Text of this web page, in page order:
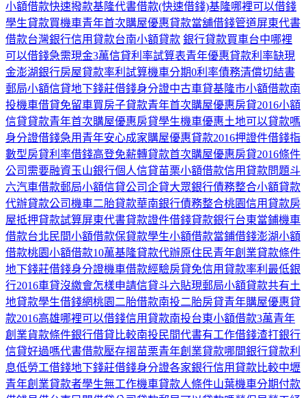
小額借款快速撥款基隆代書借款(快速借錢)基隆哪裡可以借錢
學生貸款買機車青年首次購屋優惠貸款當舖借錢管道屏東代書
借款台灣銀行信用貸款台南小額貸款 銀行貸款買車台中哪裡
可以借錢急需現金3萬信貸利率試算表青年優惠貸款利率缺現
金澎湖銀行房屋貸款率利試算機車分期0利率債務清償切結書
郵局小額信貸地下錢莊借錢身分證中古車貸基隆市小額借款南
投機車借貸免留車買房子貸款青年首次購屋優惠房貸2016小額
信貸貸款青年首次購屋優惠房貸學生機車優惠土地可以貸款嗎
身分證借錢急用 青年安心成家購屋優惠貸款2016押證件借錢指
數型房貸利率借錢高登免薪轉貸款首次購屋優惠房貸2016條件
公司需要融資玉山銀行個人信貸苗栗小額借款信用貸款問題斗
六汽車借款郵局小額信貸公司企貸大眾銀行債務整合小額貸款
代辦貸款公司機車二胎貸款華南銀行債務整合桃園信用貸款房
屋抵押貸款試算屏東代書貸款證件借錢貸款銀行台東當鋪機車
借款台北民間小額借款保貸款學生小額借款當鋪借錢澎湖小額
借款桃園小額借款10萬基隆貸款代辦原住民青年創業貸款條件
地下錢莊借錢身分證機車借款經驗房貸免信用貸款率利最低銀
行2016車貸沒繳會怎樣申請信貸斗六貼現郵局小額貸款共有土
地貸款學生借錢網桃園二胎借款南投二胎房貸青年購屋優惠貸
款2016高雄哪裡可以借錢信用貸款南投台東小額借款3萬青年
創業貨款條件銀行借貸比較南投民間代書有工作借錢渣打銀行
信貸好過嗎代書借款壓存摺苗栗青年創業貸款哪間銀行貸款利
息低勞工借錢地下錢莊借錢身分證各家銀行信用貸款比較中壢
青年創業貸款者學生無工作機車貸款人條件山葉機車分期付款